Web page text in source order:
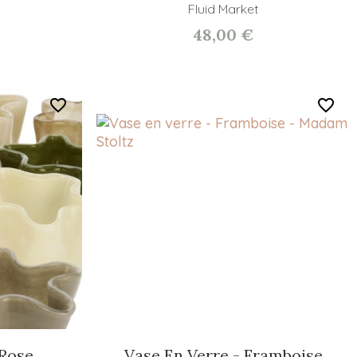
Fluid Market
48,00 €
favorite_border favorite_border